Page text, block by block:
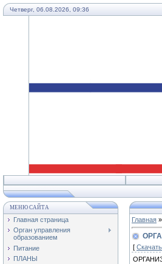
Четверг, 06.08.2026, 09:36
МЕНЮ САЙТА
Главная страница
Орган управления
образованием
Питание
ПЛАНЫ
Главная »
[